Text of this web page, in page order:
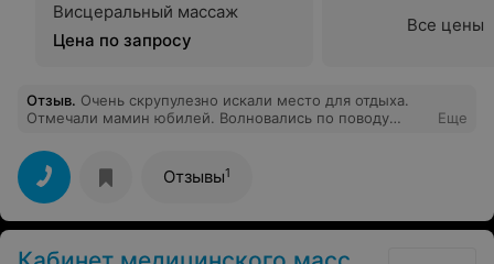
Висцеральный массаж
Цена по запросу
Все цены
Отзыв. Очень скрупулезно искали место для отдыха.
Отмечали мамин юбилей. Волновались по поводу
везде чисто, ни одного момента брезгливости не
было. Администраторы и горничная чуткие, каждый
запрос был удовлетворен. Просто не к чему
придраться. Обязательно буду советовать это место
друзьям и знакомым.
Еще
Отзывы1